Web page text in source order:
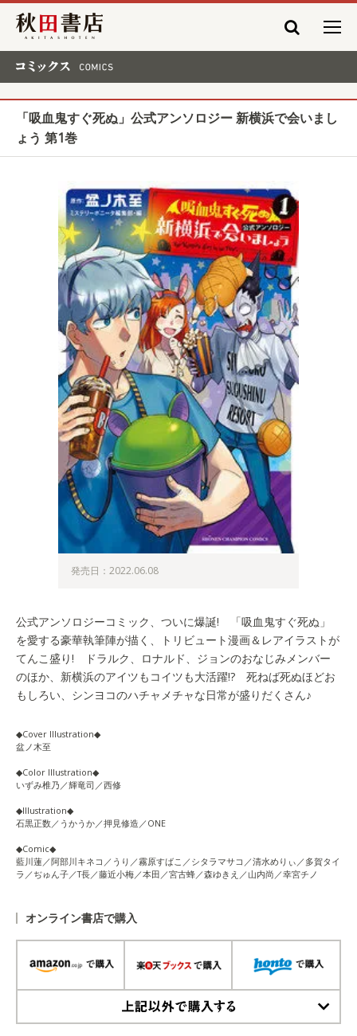
秋田書店
「吸血鬼すぐ死ぬ」公式アンソロジー 新横浜で会いまし
ょう 第1巻
発売日：2022.06.08
公式アンソロジーコミック、ついに爆誕! 「吸血鬼すぐ死ぬ」
を愛する豪華執筆陣が描く、トリビュート漫画＆レアイラストが
てんこ盛り! ドラルク、ロナルド、ジョンのおなじみメンバー
のほか、新横浜のアイツもコイツも大活躍!? 死ねば死ぬほどお
もしろい、シンヨコのハチャメチャな日常が盛りだくさん♪
◆Cover Illustration◆
盆ノ木至
◆Color Illustration◆
いずみ椎乃／輝竜司／西修
◆Illustration◆
石黒正数／うかうか／押見修造／ONE
◆Comic◆
藍川蓮／阿部川キネコ／うり／霧原すばこ／シタラマサコ／清水めりぃ／多賀タイ
ラ／ぢゅん子／T長／藤近小梅／本田／宮古蜂／森ゆきえ／山内尚／幸宮チノ
オンライン書店で購入